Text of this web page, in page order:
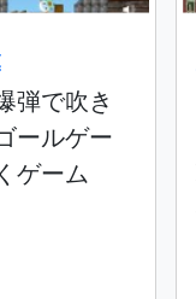
弾で吹き
ールゲー
ゲーム